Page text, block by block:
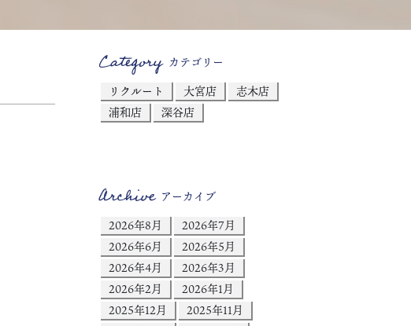
Categoryカテゴリー
リクルート
大宮店
志木店
浦和店
深谷店
Archiveアーカイブ
2026年8月
2026年7月
2026年6月
2026年5月
2026年4月
2026年3月
2026年2月
2026年1月
2025年12月
2025年11月